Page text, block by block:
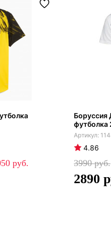
Боруссия
футболка
4.86
3990
2890